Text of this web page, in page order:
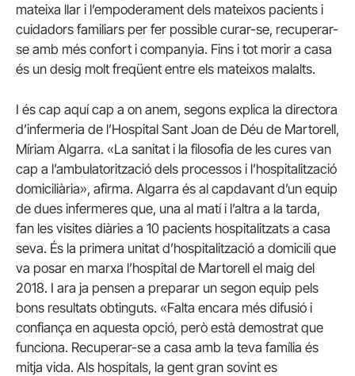
mateixa llar i l’empoderament dels mateixos pacients i
cuidadors familiars per fer possible curar-se, recuperar-
se amb més confort i companyia. Fins i tot morir a casa
és un desig molt freqüent entre els mateixos malalts.
I és cap aquí cap a on anem, segons explica la directora
d’infermeria de l’Hospital Sant Joan de Déu de Martorell,
Míriam Algarra. «La sanitat i la filosofia de les cures van
cap a l’ambulatorització dels processos i l’hospitalització
domiciliària», afirma. Algarra és al capdavant d’un equip
de dues infermeres que, una al matí i l’altra a la tarda,
fan les visites diàries a 10 pacients hospitalitzats a casa
seva. És la primera unitat d’hospitalització a domicili que
va posar en marxa l’hospital de Martorell el maig del
2018. I ara ja pensen a preparar un segon equip pels
bons resultats obtinguts. «Falta encara més difusió i
confiança en aquesta opció, però està demostrat que
funciona. Recuperar-se a casa amb la teva família és
mitja vida. Als hospitals, la gent gran sovint es